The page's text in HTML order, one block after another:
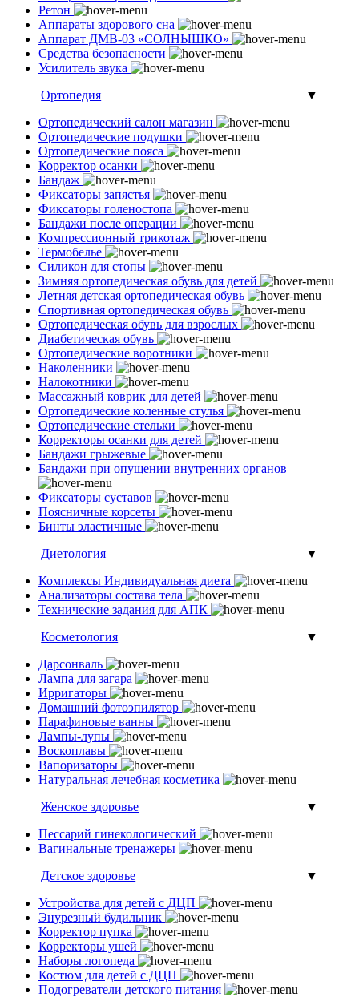
Ретон
Аппараты здорового сна
Аппарат ДМВ-03 «СОЛНЫШКО»
Средства безопасности
Усилитель звука
Ортопедия
▼
Ортопедический салон магазин
Ортопедические подушки
Ортопедические пояса
Корректор осанки
Бандаж
Фиксаторы запястья
Фиксаторы голеностопа
Бандажи после операции
Компрессионный трикотаж
Термобелье
Силикон для стопы
Зимняя ортопедическая обувь для детей
Летняя детская ортопедическая обувь
Спортивная ортопедическая обувь
Ортопедическая обувь для взрослых
Диабетическая обувь
Ортопедические воротники
Наколенники
Налокотники
Массажный коврик для детей
Ортопедические коленные стулья
Ортопедические стельки
Корректоры осанки для детей
Бандажи грыжевые
Бандажи при опущении внутренних органов
Фиксаторы суставов
Поясничные корсеты
Бинты эластичные
Диетология
▼
Комплексы Индивидуальная диета
Анализаторы состава тела
Технические задания для АПК
Косметология
▼
Дарсонваль
Лампа для загара
Ирригаторы
Домашний фотоэпилятор
Парафиновые ванны
Лампы-лупы
Воскоплавы
Вапоризаторы
Натуральная лечебная косметика
Женское здоровье
▼
Пессарий гинекологический
Вагинальные тренажеры
Детское здоровье
▼
Устройства для детей с ДЦП
Энурезный будильник
Корректор пупка
Корректоры ушей
Наборы логопеда
Костюм для детей с ДЦП
Подогреватели детского питания